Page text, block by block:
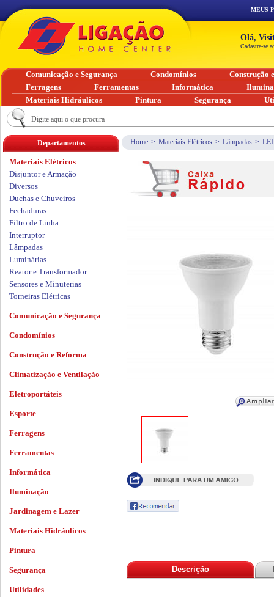
Home > Materiais Elétricos > Lâmpadas >
Descrição
Departamentos
Materiais Elétricos
Disjuntor e Armação
Diversos
Duchas e Chuveiros
Fechaduras
Filtro de Linha
Interruptor
Lâmpadas
Luminárias
Reator e Transformador
Sensores e Minuterias
Torneiras Elétricas
Comunicação e Segurança
Condomínios
Construção e Reforma
Climatização e Ventilação
Eletroportáteis
Esporte
Ferragens
Ferramentas
Informática
Iluminação
Jardinagem e Lazer
Materiais Hidráulicos
Pintura
Segurança
Utilidades
MEUS
Olá,
Cadastre-se
Comunicação e Segurança Condomínios
Construção
Ferragens
Ferramentas Informática
Materiais Hidráulicos
Pintura Segurança